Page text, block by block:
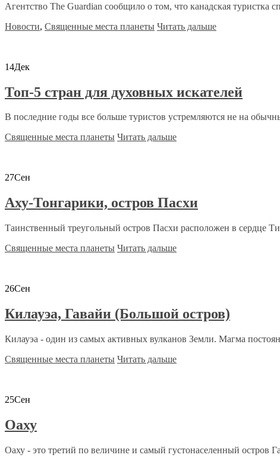
Агентство The Guardian сообщило о том, что канадская туристка
Новости, Священные места планеты Читать дальше
14Дек
Топ-5 стран для духовных искателей
В последние годы все больше туристов устремляются не на
Священные места планеты Читать дальше
27Сен
Аху-Тонгарики, остров Пасхи
Таинственный треугольный остров Пасхи расположен в сердце
Священные места планеты Читать дальше
26Сен
Килауэа, Гавайи (Большой остров)
Килауэа - один из самых активных вулканов Земли. Магма
Священные места планеты Читать дальше
25Сен
Оаху
Оаху - это третий по величине и самый густонаселенный остров